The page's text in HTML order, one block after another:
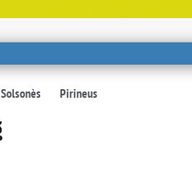
Solsonès Pirineus